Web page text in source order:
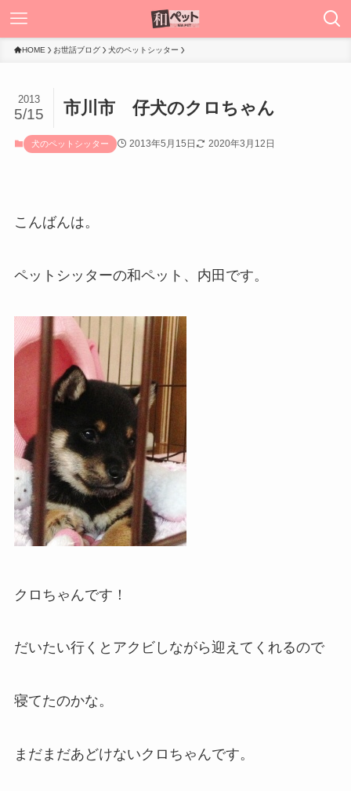
HOME お世話ブログ 犬のペットシッター
市川市 仔犬のクロちゃん
2013
5/15
犬のペットシッター 2013年5月15日 2020年3月12日
こんばんは。
ペットシッターの和ペット、内田です。
クロちゃんです！
だいたい行くとアクビしながら迎えてくれるので
寝てたのかな。
まだまだあどけないクロちゃんです。